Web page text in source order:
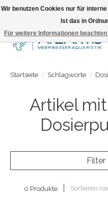
Täglicher Versand. Bestelle bis 15.00
Startseite / Schlagworte /
Artikel
Filter
0 Produkte Sortieren
Wir benutzen Cookies nur für
Ist das in
Für weitere Informationen